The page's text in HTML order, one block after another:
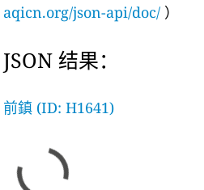
aqicn.org/json-api/doc/ ）
JSON 结果：
前鎮 (ID: H1641)